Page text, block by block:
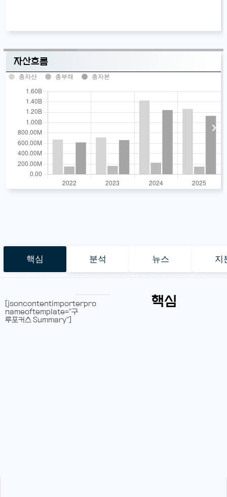
자산흐름
총자산 총부채 총자본
핵심 분석 뉴스 지
핵심
[jsoncontentimporterpro
nameoftemplate="구
루포커스 Summary"]